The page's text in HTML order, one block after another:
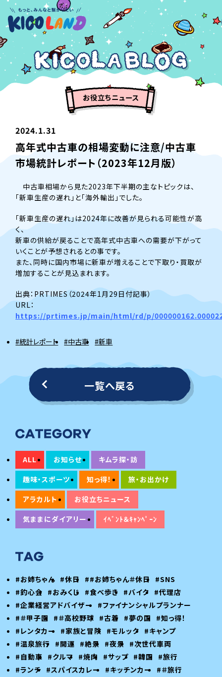
お役立ちニュース
2024.1.31
高年式中古車の相場変動に注意/中古車
市場統計レポート（2023年12月版）
中古車相場から見た2023年下半期の主なトピックは、
「新車生産の遅れ」と「海外輸出」でした。
「新車生産の遅れ」は2024年に改善が見られる可能性が高
く、
新車の供給が戻ることで高年式中古車への需要が下がって
いくことが予想されるとの事です。
また、同時に国内市場に新車が増えることで下取り・買取が
増加することが見込まれます。
出典：PRTIMES（2024年1月29日付記事）
URL：
https://prtimes.jp/main/html/rd/p/
#統計レポート #中古車 #新車
一覧へ戻る
ALL お知らせ
キムラ探・訪
趣味・スポーツ
知っ得！
旅・お出かけ
アラカルト
お役立ちニュース
気ままにダイアリー
ｲﾍﾞﾝﾄ＆ｷｬﾝﾍﾟｰﾝ
#お姉ちゃん #休日 ##お姉ちゃん＃休日
#SNS
#釣心会 #おみくじ #食べ歩き #バイク #代理店
#企業経営アドバイザー
#ファイナンシャルプランナー
#＃甲子園
#＃高校野球 #古着 #夢の国
#知っ得！
#レンタカー
#家族と冒険 #モルック #キャンプ
#温泉旅行
#開運 #絶景 #夜景 #次世代車両
#自動車 #クルマ #焼肉 #サップ #韓国
#旅行
#ランチ #スパイスカレー #キッチンカー
#＃旅行